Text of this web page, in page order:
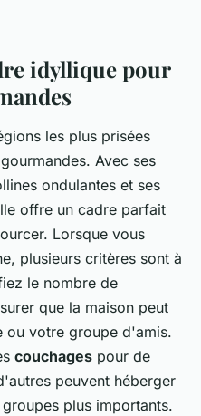
idyllique pour
les plus prisées
gourmandes. Avec ses
ondulantes et ses
offre un cadre parfait
Lorsque vous
plusieurs critères sont à
le nombre de
que la maison peut
ou votre groupe d'amis.
couchages pour de
peuvent héberger
plus importants.